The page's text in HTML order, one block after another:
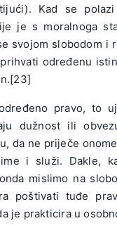
Kad se
je s moralnoga
svojom slobodom i
određenu
pravo, to
dužnost ili
da ne priječe
i služi. Dakle,
mislimo na
poštivati tuđe
je prakticira u